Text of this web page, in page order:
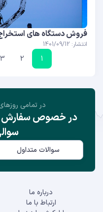
فروش دستگاه های استخراج
انتشار: 1401/09/12
1
2
3
در تمامی
در خصوص سفارش
سوالات متداول
درباره ما
ارتباط با ما